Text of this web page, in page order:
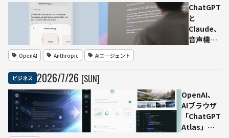
ら
Seattle
Timesの
広告営業
ChatGPT
と
Claude、
音声機能
Codex操
作、
Opus・
Sonnet
OpenAI Anthropic AIエージェント
ビジネス 2026/7/26 [SUN]
OpenAI、
AIブラウザ
「ChatGPT
Atlas」を8